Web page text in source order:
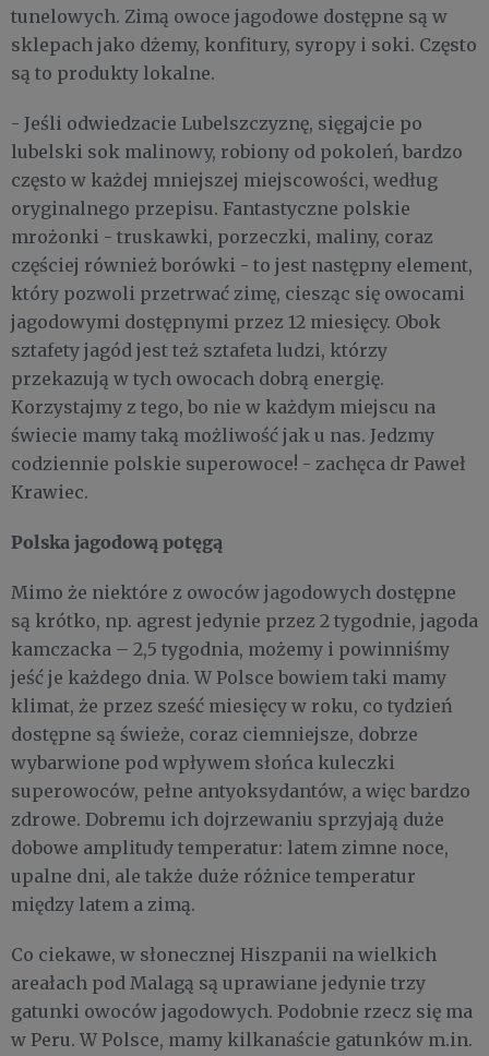
tunelowych. Zimą owoce jagodowe dostępne są w
sklepach jako dżemy, konfitury, syropy i soki. Często
są to produkty lokalne.
- Jeśli odwiedzacie Lubelszczyznę, sięgajcie po
lubelski sok malinowy, robiony od pokoleń, bardzo
często w każdej mniejszej miejscowości, według
oryginalnego przepisu. Fantastyczne polskie
mrożonki - truskawki, porzeczki, maliny, coraz
częściej również borówki - to jest następny element,
który pozwoli przetrwać zimę, ciesząc się owocami
jagodowymi dostępnymi przez 12 miesięcy. Obok
sztafety jagód jest też sztafeta ludzi, którzy
przekazują w tych owocach dobrą energię.
Korzystajmy z tego, bo nie w każdym miejscu na
świecie mamy taką możliwość jak u nas. Jedzmy
codziennie polskie superowoce! - zachęca dr Paweł
Krawiec.
Polska jagodową potęgą
Mimo że niektóre z owoców jagodowych dostępne
są krótko, np. agrest jedynie przez 2 tygodnie, jagoda
kamczacka – 2,5 tygodnia, możemy i powinniśmy
jeść je każdego dnia. W Polsce bowiem taki mamy
klimat, że przez sześć miesięcy w roku, co tydzień
dostępne są świeże, coraz ciemniejsze, dobrze
wybarwione pod wpływem słońca kuleczki
superowoców, pełne antyoksydantów, a więc bardzo
zdrowe. Dobremu ich dojrzewaniu sprzyjają duże
dobowe amplitudy temperatur: latem zimne noce,
upalne dni, ale także duże różnice temperatur
między latem a zimą.
Co ciekawe, w słonecznej Hiszpanii na wielkich
areałach pod Malagą są uprawiane jedynie trzy
gatunki owoców jagodowych. Podobnie rzecz się ma
w Peru. W Polsce, mamy kilkanaście gatunków m.in.